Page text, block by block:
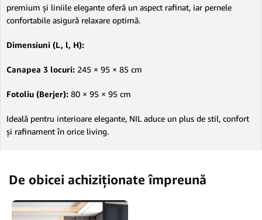
premium și liniile elegante oferă un aspect rafinat, iar pernele
confortabile asigură relaxare optimă.
Dimensiuni (L, l, H):
Canapea 3 locuri: 245 × 95 × 85 cm
Fotoliu (Berjer): 80 × 95 × 95 cm
Ideală pentru interioare elegante, NIL aduce un plus de stil, confort
și rafinament în orice living.
De obicei achiziționate împreună